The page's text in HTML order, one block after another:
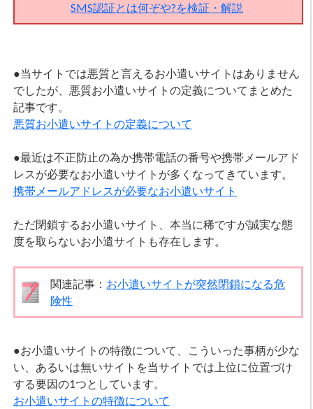
SMS認証とは何ぞや?を検証・解説
●当サイトでは悪質と言えるお小遣いサイトはありません
でしたが、悪質お小遣いサイトの定義についてまとめた
記事です。
悪質お小遣いサイトの定義について
●最近は不正防止の為か携帯電話の番号や携帯メールアド
レスが必要なお小遣いサイトが多くなってきています。
携帯メールアドレスが必要なお小遣いサイト
ただ閉鎖するお小遣いサイト、本当に稀ですが誠実な態
度を取らないお小遣サイトも存在します。
関連記事： お小遣いサイトが突然閉鎖になる危
険性
●お小遣いサイトの特徴について、こういった事柄が少な
い、あるいは無いサイトを当サイトでは上位に位置づけ
する要因の1つとしています。
お小遣いサイトの特徴について